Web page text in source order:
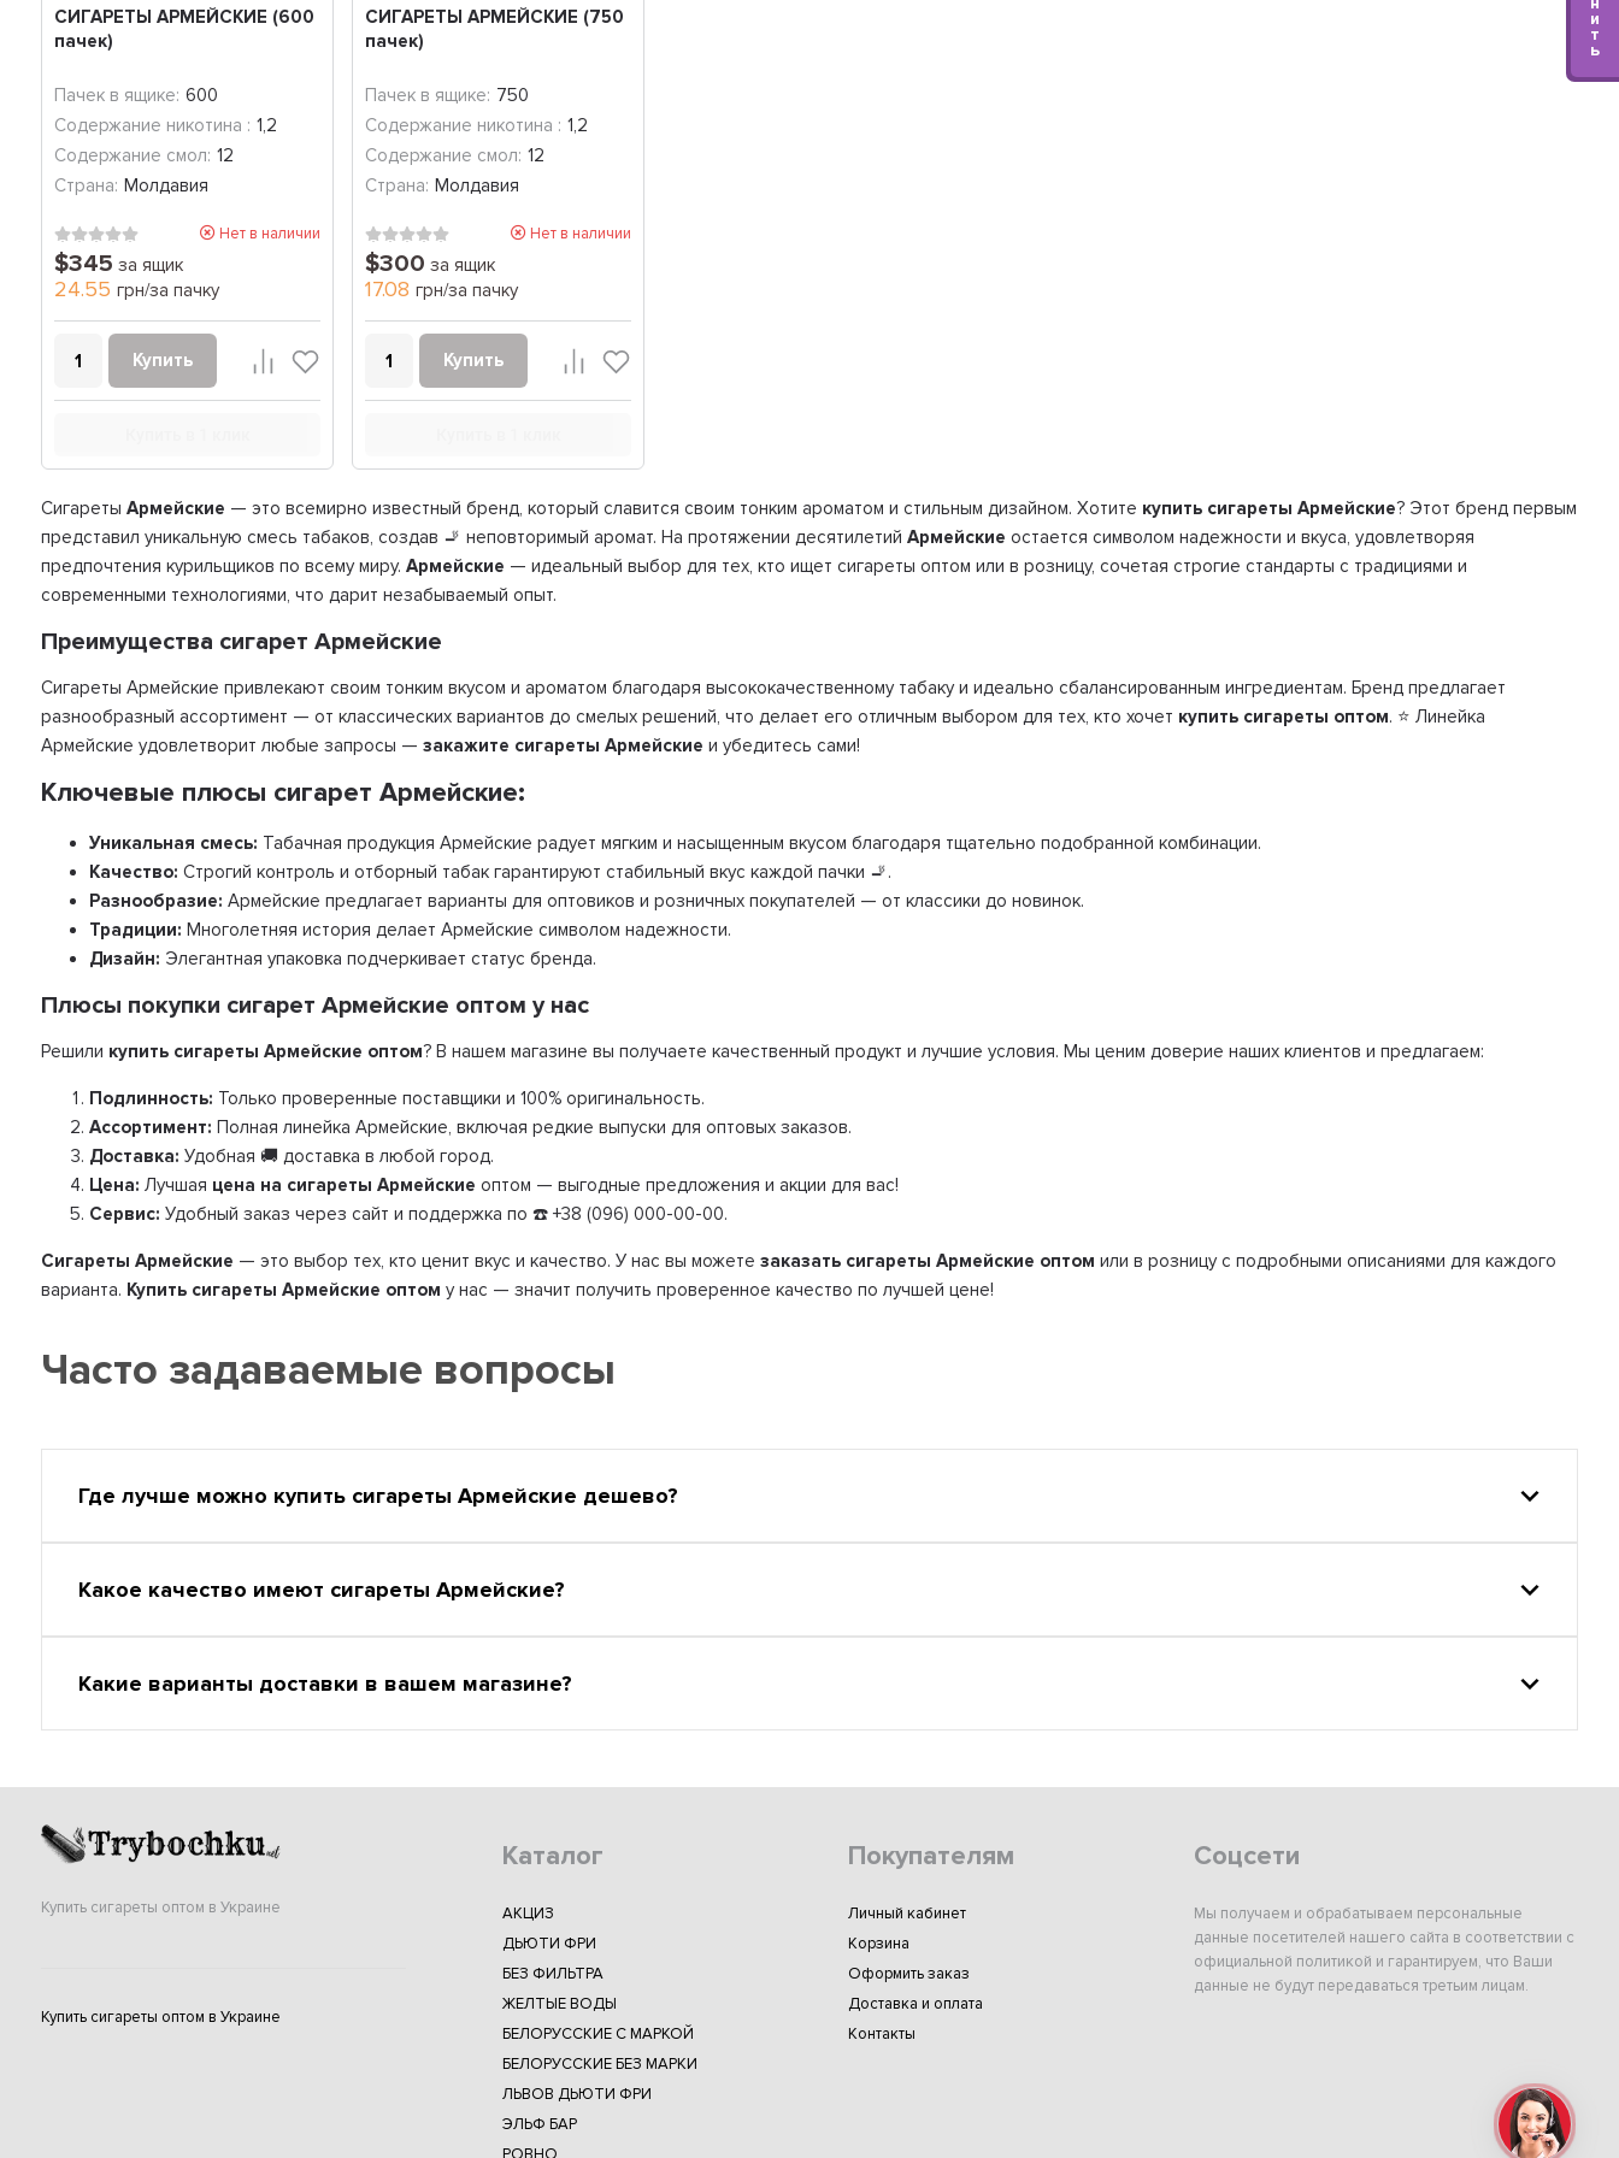
СИГАРЕТЫ АРМЕЙСКИЕ (600
пачек)
Пачек в ящике: 600
Содержание никотина : 1,2
Содержание смол: 12
Страна: Молдавия
Нет в наличии
$345 за ящик
24.55 грн/за пачку
Купить
СИГАРЕТЫ АРМЕЙСКИЕ (750
пачек)
Пачек в ящике: 750
Содержание никотина : 1,2
Содержание смол: 12
Страна: Молдавия
Нет в наличии
$300 за ящик
17.08 грн/за пачку
Купить
СигаретыАрмейские — это всемирно известный бренд, который славится своим тонким ароматом и стильным дизайном. Хотите купить сигареты Армейские? Этот бренд первым
представил уникальную смесь табаков, создав 🚬 неповторимый аромат. На протяжении десятилетийАрмейские остается символом надежности и вкуса, удовлетворяя
предпочтения курильщиков по всему миру.Армейские — идеальный выбор для тех, кто ищет сигареты оптом или в розницу, сочетая строгие стандарты с традициями и
современными технологиями, что дарит незабываемый опыт.
Преимущества сигарет Армейские
Сигареты Армейские привлекают своим тонким вкусом и ароматом благодаря высококачественному табаку и идеально сбалансированным ингредиентам. Бренд предлагает
разнообразный ассортимент — от классических вариантов до смелых решений, что делает его отличным выбором для тех, кто хочет купить сигареты оптом. ⭐ Линейка
Армейские удовлетворит любые запросы —закажите сигареты Армейские и убедитесь сами!
Ключевые плюсы сигарет Армейские:
Уникальная смесь: Табачная продукция Армейские радует мягким и насыщенным вкусом благодаря тщательно подобранной комбинации.
Качество: Строгий контроль и отборный табак гарантируют стабильный вкус каждой пачки 🚬.
Разнообразие: Армейские предлагает варианты для оптовиков и розничных покупателей — от классики до новинок.
Традиции: Многолетняя история делает Армейские символом надежности.
Дизайн: Элегантная упаковка подчеркивает статус бренда.
Плюсы покупки сигарет Армейские оптом у нас
Решили купить сигареты Армейские оптом? В нашем магазине вы получаете качественный продукт и лучшие условия. Мы ценим доверие наших клиентов и предлагаем:
Подлинность: Только проверенные поставщики и 100% оригинальность.
Ассортимент: Полная линейка Армейские, включая редкие выпуски для оптовых заказов.
Доставка: Удобная 🚚 доставка в любой город.
Цена: Лучшая цена на сигареты Армейские оптом — выгодные предложения и акции для вас!
Сервис: Удобный заказ через сайт и поддержка по ☎️ +38 (096) 000-00-00.
Сигареты Армейские — это выбор тех, кто ценит вкус и качество. У нас вы можетезаказать сигареты Армейские оптом или в розницу с подробными описаниями для каждого
варианта. Купить сигареты Армейские оптом у нас — значит получить проверенное качество по лучшей цене!
Часто задаваемые вопросы
Где лучше можно купить сигареты Армейские дешево?
Какое качество имеют сигареты Армейские?
Какие варианты доставки в вашем магазине?
Купить сигареты оптом в Украине
Купить сигареты оптом в Украине
Каталог
АКЦИЗ
ДЬЮТИ ФРИ
БЕЗ ФИЛЬТРА
ЖЕЛТЫЕ ВОДЫ
БЕЛОРУССКИЕ С МАРКОЙ
БЕЛОРУССКИЕ БЕЗ МАРКИ
ЛЬВОВ ДЬЮТИ ФРИ
ЭЛЬФ БАР
Покупателям
Личный кабинет
Корзина
Оформить заказ
Доставка и оплата
Контакты
Соцсети
Мы получаем и обрабатываем персональные
данные посетителей нашего сайта в соответствии с
официальной политикой и гарантируем, что Ваши
данные не будут передаваться третьим лицам.
и
т
ь